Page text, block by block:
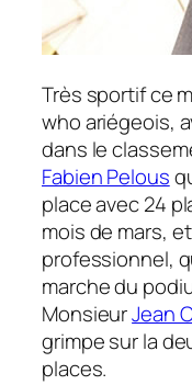
Très sportif ce
who ariégeois,
dans le
Fabien Pelous
place avec 24
mois de mars,
professionnel,
marche du
MonsieurJean
grimpe sur la
places.